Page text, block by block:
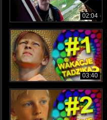
02:04
03:40